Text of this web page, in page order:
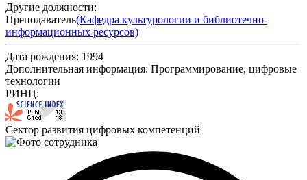
Другие должности:
Преподаватель(Кафедра культурологии и библиотечно-
информационных ресурсов)
Дата рождения: 1994
Дополнительная информация: Программирование, цифровые
технологии
РИНЦ:
Сектор развития цифровых компетенций